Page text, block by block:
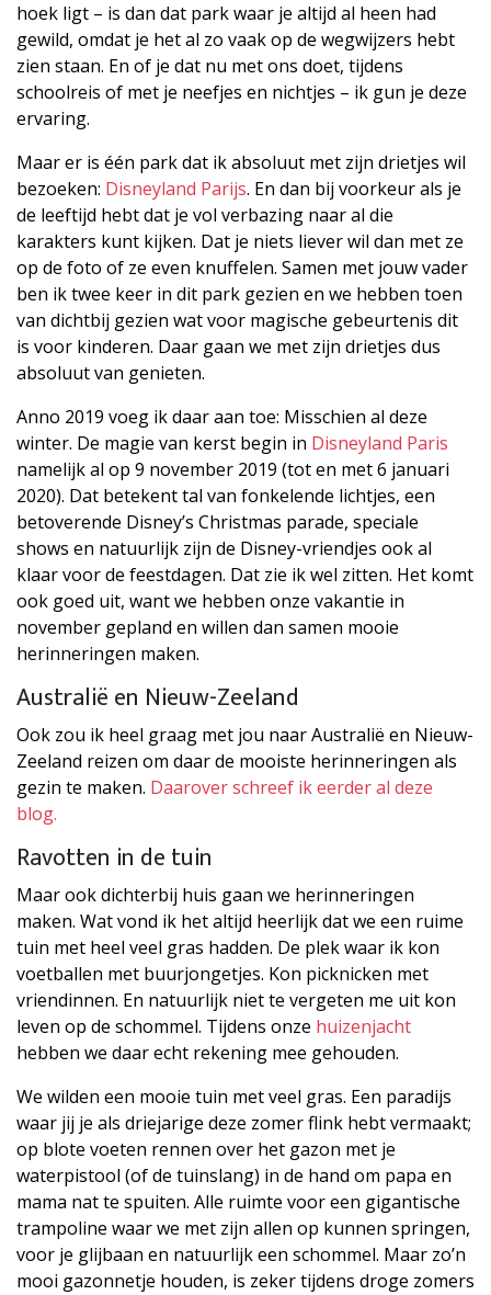
hoek ligt – is dan dat park waar je altijd al heen had
gewild, omdat je het al zo vaak op de wegwijzers hebt
zien staan. En of je dat nu met ons doet, tijdens
schoolreis of met je neefjes en nichtjes – ik gun je deze
ervaring.
Maar er is één park dat ik absoluut met zijn drietjes wil
bezoeken: Disneyland Parijs. En dan bij voorkeur als je
de leeftijd hebt dat je vol verbazing naar al die
karakters kunt kijken. Dat je niets liever wil dan met ze
op de foto of ze even knuffelen. Samen met jouw vader
ben ik twee keer in dit park gezien en we hebben toen
van dichtbij gezien wat voor magische gebeurtenis dit
is voor kinderen. Daar gaan we met zijn drietjes dus
absoluut van genieten.
Anno 2019 voeg ik daar aan toe: Misschien al deze
winter. De magie van kerst begin in Disneyland Paris
namelijk al op 9 november 2019 (tot en met 6 januari
2020). Dat betekent tal van fonkelende lichtjes, een
betoverende Disney’s Christmas parade, speciale
shows en natuurlijk zijn de Disney-vriendjes ook al
klaar voor de feestdagen. Dat zie ik wel zitten. Het komt
ook goed uit, want we hebben onze vakantie in
november gepland en willen dan samen mooie
herinneringen maken.
Australië en Nieuw-Zeeland
Ook zou ik heel graag met jou naar Australië en Nieuw-
Zeeland reizen om daar de mooiste herinneringen als
gezin te maken. Daarover schreef ik eerder al deze
blog.
Ravotten in de tuin
Maar ook dichterbij huis gaan we herinneringen
maken. Wat vond ik het altijd heerlijk dat we een ruime
tuin met heel veel gras hadden. De plek waar ik kon
voetballen met buurjongetjes. Kon picknicken met
vriendinnen. En natuurlijk niet te vergeten me uit kon
leven op de schommel. Tijdens onze huizenjacht
hebben we daar echt rekening mee gehouden.
We wilden een mooie tuin met veel gras. Een paradijs
waar jij je als driejarige deze zomer flink hebt vermaakt;
op blote voeten rennen over het gazon met je
waterpistool (of de tuinslang) in de hand om papa en
mama nat te spuiten. Alle ruimte voor een gigantische
trampoline waar we met zijn allen op kunnen springen,
voor je glijbaan en natuurlijk een schommel. Maar zo’n
mooi gazonnetje houden, is zeker tijdens droge zomers